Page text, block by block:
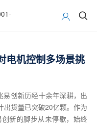
电机控制多场景挑
易创新历经十余年深耕，出
出货量已突破20亿颗。作为
新的脚步从未停歇，始终